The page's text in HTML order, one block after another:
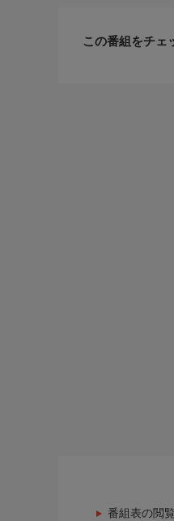
この番組をチェ
番組表の閲